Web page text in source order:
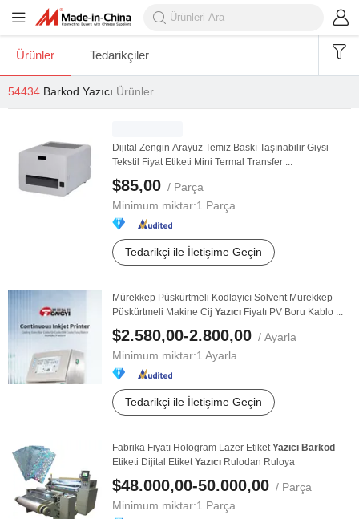
Ürünler Tedarikçiler
54434 Barkod Yazıcı Ürünler
Dijital Zengin Arayüz Temiz Baskı Taşınabilir Giysi
Tekstil Fiyat Etiketi Mini Termal Transfer ...
$85,00 / Parça
Minimum miktar:1 Parça
Tedarikçi ile İletişime Geçin
Mürekkep Püskürtmeli Kodlayıcı Solvent Mürekkep
Püskürtmeli Makine Cij Yazıcı Fiyatı PV Boru Kablo ...
$2.580,00-2.800,00 / Ayarla
Minimum miktar:1 Ayarla
Tedarikçi ile İletişime Geçin
Fabrika Fiyatı Hologram Lazer EtiketYazıcı Barkod
Etiketi Dijital EtiketYazıcı Rulodan Ruloya
$48.000,00-50.000,00 / Parça
Minimum miktar:1 Parça